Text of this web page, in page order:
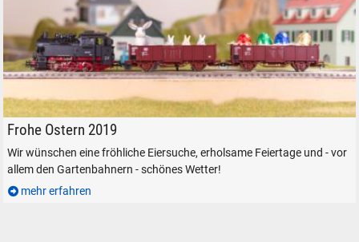
Frohe Ostern 2019
Frohe Ostern 2019
Wir wünschen eine fröhliche Eiersuche, erholsame Feiertage und - vor
allem den Gartenbahnern - schönes Wetter!
mehr erfahren